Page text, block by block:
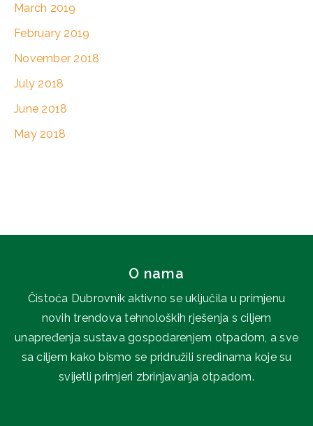
March 2019
February 2019
November 2018
July 2018
June 2018
May 2018
O nama
Čistoća Dubrovnik aktivno se uključila u primjenu
novih trendova tehnoloških rješenja s ciljem
unapređenja sustava gospodarenjem otpadom, a sve
sa ciljem kako bismo se pridružili sredinama koje su
svijetli primjeri zbrinjavanja otpadom.